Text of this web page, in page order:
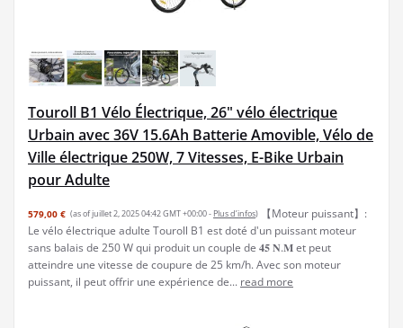
Touroll B1 Vélo Électrique, 26" vélo électrique
Urbain avec 36V 15.6Ah Batterie Amovible, Vélo de
Ville électrique 250W, 7 Vitesses, E-Bike Urbain
pour Adulte
579,00 € (as of juillet 2, 2025 04:42 GMT +00:00 - Plus d’infos)
【Moteur puissant】:
Le vélo électrique adulte Touroll B1 est doté d'un puissant moteur
sans balais de 250 W qui produit un couple de 𝟒𝟓 𝐍.𝐌 et peut
atteindre une vitesse de coupure de 25 km/h. Avec son moteur
puissant, il peut offrir une expérience de... read more